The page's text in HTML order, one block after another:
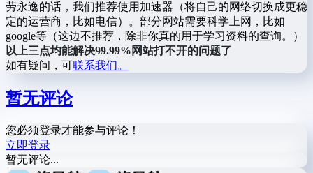
劳永逸的话，我们推荐使用加速器（将自己的网络切换成更稳
定的运营商，比如电信）。部分网站需要科学上网，比如
google等（这边不推荐，除非你真的用于学习资料的查询。）
以上三点均能解决99.99%网站打不开的问题了
如有疑问，可联系我们。
暂无评论
您必须登录才能参与评论！
立即登录
暂无评论...